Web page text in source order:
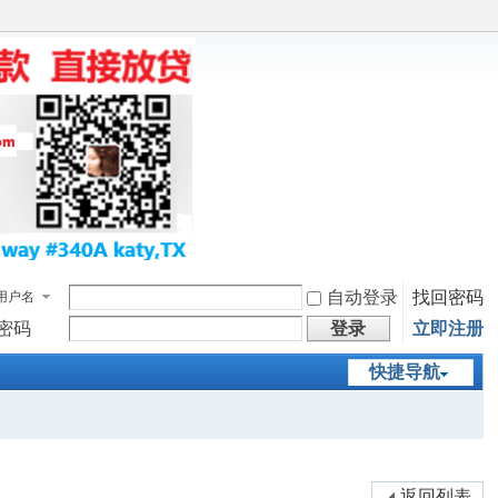
户名 自动登录
找回密码
码
登录 立即注册
快捷导航